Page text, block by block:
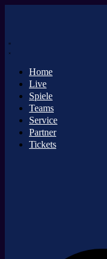
Home
Live
Spiele
Teams
Service
Partner
Tickets